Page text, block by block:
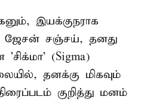
இயக்குநராக
ஜேசன் சஞ்சய், தனது
(Sigma)
தனக்கு மிகவும்
குறித்து மனம்